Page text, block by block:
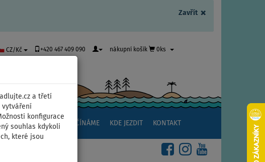
Zavřít ×
a třetí
vytváření
konfigurace
souhlas kdykoli
které jsou
CZ/Kč +420 467 409 090 nákupní košík 0ks
PŘÍSLUŠENSTVÍ ZAČÍNÁME KDE JEZDIT KONTAKT